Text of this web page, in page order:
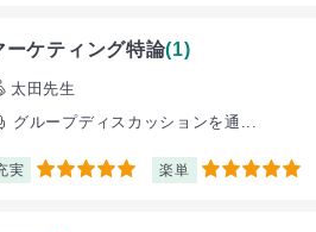
ーケティング特論(1)
太田先生
グループディスカッションを通...
実 5 楽単 5